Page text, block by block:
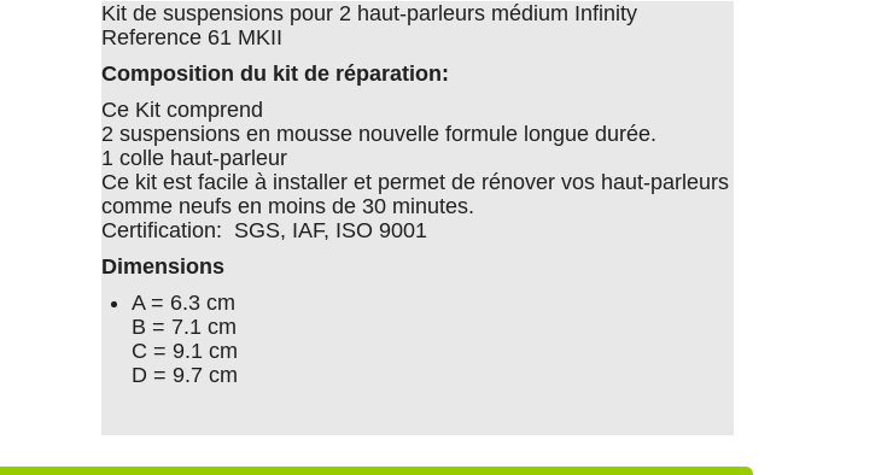
Kit de suspensions pour 2 haut-parleurs médium Infinity
Reference 61 MKII
Composition du kit de réparation:
Ce Kit comprend
2 suspensions en mousse nouvelle formule longue durée.
1 colle haut-parleur
Ce kit est facile à installer et permet de rénover vos haut-parleurs
comme neufs en moins de 30 minutes.
Certification: SGS, IAF, ISO 9001
Dimensions
A = 6.3 cm
B = 7.1 cm
C = 9.1 cm
D = 9.7 cm